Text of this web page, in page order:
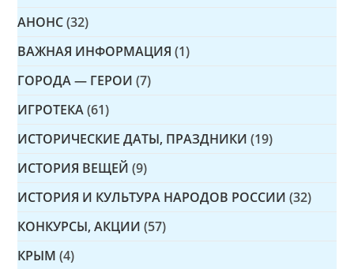
АНОНС (32)
ВАЖНАЯ ИНФОРМАЦИЯ (1)
ГОРОДА — ГЕРОИ (7)
ИГРОТЕКА (61)
ИСТОРИЧЕСКИЕ ДАТЫ, ПРАЗДНИКИ (19)
ИСТОРИЯ ВЕЩЕЙ (9)
ИСТОРИЯ И КУЛЬТУРА НАРОДОВ РОССИИ (32)
КОНКУРСЫ, АКЦИИ (57)
КРЫМ (4)